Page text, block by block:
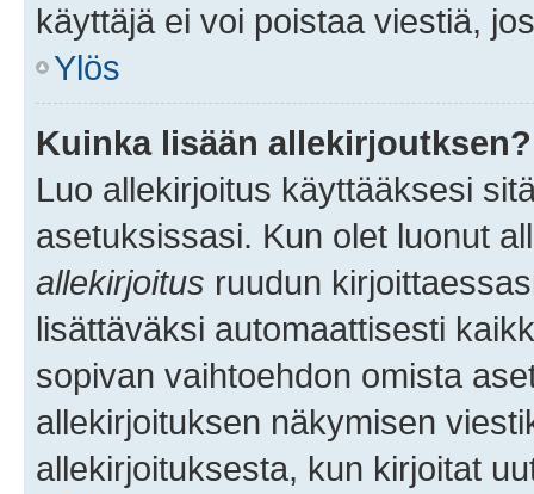
käyttäjä ei voi poistaa viestiä,
Ylös
Kuinka lisään allekirjoutksen?
Luo allekirjoitus käyttääksesi
asetuksissasi. Kun olet luonut
allekirjoitus ruudun
lisättäväksi automaattisesti
sopivan vaihtoehdon omista
allekirjoituksen näkymisen
allekirjoituksesta, kun kirjoitat